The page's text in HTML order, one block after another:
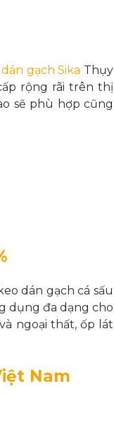
gạch Sika Thụy
rộng rãi trên thị
sẽ phù hợp cũng
dán gạch cá sấu
dụng đa dạng cho
ngoại thất, ốp lát
Nam